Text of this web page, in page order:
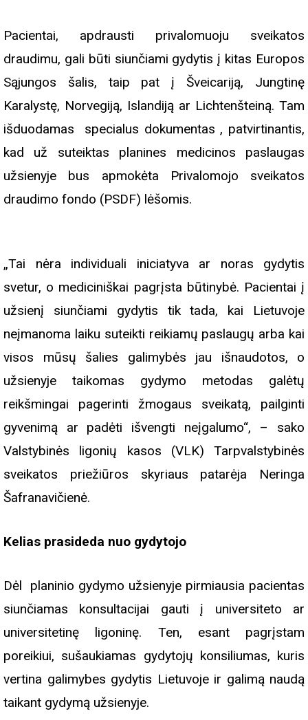
Pacientai, apdrausti privalomuoju sveikatos
draudimu, gali būti siunčiami gydytis į kitas Europos
Sąjungos šalis, taip pat į Šveicariją, Jungtinę
Karalystę, Norvegiją, Islandiją ar Lichtenšteiną. Tam
išduodamas specialus dokumentas , patvirtinantis,
kad už suteiktas planines medicinos paslaugas
užsienyje bus apmokėta Privalomojo sveikatos
draudimo fondo (PSDF) lėšomis.
„Tai nėra individuali iniciatyva ar noras gydytis
svetur, o mediciniškai pagrįsta būtinybė. Pacientai į
užsienį siunčiami gydytis tik tada, kai Lietuvoje
neįmanoma laiku suteikti reikiamų paslaugų arba kai
visos mūsų šalies galimybės jau išnaudotos, o
užsienyje taikomas gydymo metodas galėtų
reikšmingai pagerinti žmogaus sveikatą, pailginti
gyvenimą ar padėti išvengti neįgalumo“, – sako
Valstybinės ligonių kasos (VLK) Tarpvalstybinės
sveikatos priežiūros skyriaus patarėja Neringa
Šafranavičienė.
Kelias prasideda nuo gydytojo
Dėl planinio gydymo užsienyje pirmiausia pacientas
siunčiamas konsultacijai gauti į universiteto ar
universitetinę ligoninę. Ten, esant pagrįstam
poreikiui, sušaukiamas gydytojų konsiliumas, kuris
vertina galimybes gydytis Lietuvoje ir galimą naudą
taikant gydymą užsienyje.